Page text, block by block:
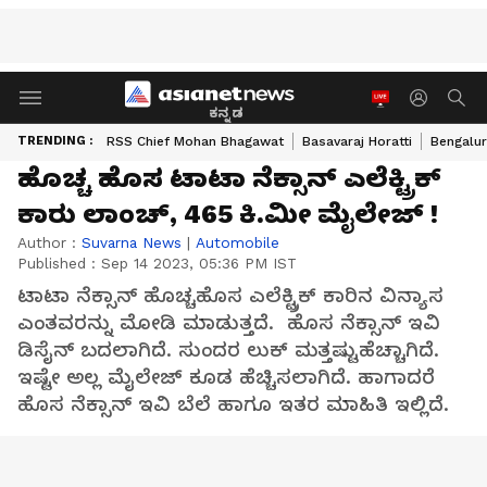
ಕನ್ನಡ
TRENDING : RSS Chief Mohan Bhagawat Basavaraj Horatti
ಹೊಚ್ಚ ಹೊಸ ಟಾಟಾ ನೆಕ್ಸಾನ್ ಎಲೆಕ್ಟ್ರಿಕ್
ಕಾರು ಲಾಂಚ್, 465 ಕಿ.ಮೀ ಮೈಲೇಜ್ !
Author : Suvarna News | Automobile
Published : Sep 14 2023, 05:36 PM IST
ಟಾಟಾ ನೆಕ್ಸಾನ್ ಹೊಚ್ಚಹೊಸ ಎಲೆಕ್ಟ್ರಿಕ್ ಕಾರಿನ ವಿನ್ಯಾಸ
ಎಂತವರನ್ನು ಮೋಡಿ ಮಾಡುತ್ತದೆ. ಹೊಸ ನೆಕ್ಸಾನ್ ಇವಿ
ಡಿಸೈನ್ ಬದಲಾಗಿದೆ. ಸುಂದರ ಲುಕ್ ಮತ್ತಷ್ಟುಹೆಚ್ಚಾಗಿದೆ.
ಇಷ್ಟೇ ಅಲ್ಲ ಮೈಲೇಜ್ ಕೂಡ ಹೆಚ್ಚಿಸಲಾಗಿದೆ. ಹಾಗಾದರೆ
ಹೊಸ ನೆಕ್ಸಾನ್ ಇವಿ ಬೆಲೆ ಹಾಗೂ ಇತರ ಮಾಹಿತಿ ಇಲ್ಲಿದೆ.